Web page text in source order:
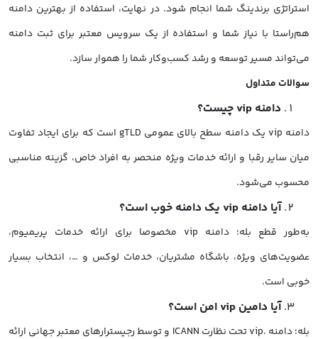
استراتژی برندینگ شما انجام شود. در نهایت، استفاده از بهترین دامنه
هم‌راستا با نیاز شما و استفاده از یک سرویس معتبر برای ثبت دامنه
می‌تواند مسیر توسعه و رشد کسب‌وکار شما را هموار سازد.
سوالات متداول
دامنه vip چیست؟
دامنه vip یک دامنه سطح بالای عمومی gTLD است که برای ایجاد تفاوت
میان سایر رقبا و ارائه خدمات ویژه منحصر به افراد خاص، گزینه مناسبی
محسوب می‌شود.
آیا دامنه vip یک دامنه خوب است؟
به‌طور قطع بله؛ دامنه vip مخصوصا برای ارائه خدمات پریمیوم،
عضویت‌های ویژه، باشگاه مشتریان، خدمات لوکس و …، انتخاب بسیار
خوبی است.
آیا دامین vip امن است؟
بله؛ دامنه .vip تحت نظارت ICANN و توسط رجیسترارهای معتبر جهانی ارائه